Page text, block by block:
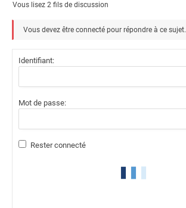
Vous lisez 2 fils de discussion
Vous devez être connecté pour répondre à ce sujet.
Identifiant:
Mot de passe:
Rester connecté